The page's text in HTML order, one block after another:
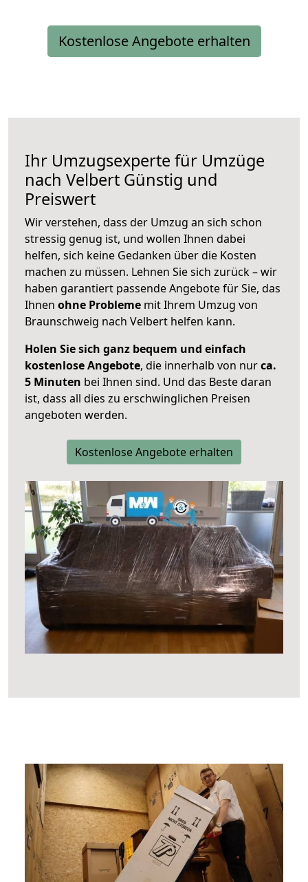
Kostenlose Angebote erhalten
Ihr Umzugsexperte für Umzüge
nach Velbert Günstig und
Preiswert
Wir verstehen, dass der Umzug an sich schon
stressig genug ist, und wollen Ihnen dabei
helfen, sich keine Gedanken über die Kosten
machen zu müssen. Lehnen Sie sich zurück – wir
haben garantiert passende Angebote für Sie, das
Ihnen ohne Probleme mit Ihrem Umzug von
Braunschweig nach Velbert helfen kann.
Holen Sie sich ganz bequem und einfach
kostenlose Angebote, die innerhalb von nurca.
5 Minuten bei Ihnen sind. Und das Beste daran
ist, dass all dies zu erschwinglichen Preisen
angeboten werden.
Kostenlose Angebote erhalten